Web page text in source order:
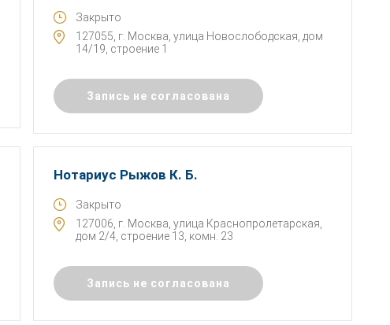
Закрыто
127055, г. Москва, улица Новослободская, дом
14/19, строение 1
Запись не согласована
Нотариус Рыжов К. Б.
Закрыто
127006, г. Москва, улица Краснопролетарская,
дом 2/4, строение 13, комн. 23
Запись не согласована